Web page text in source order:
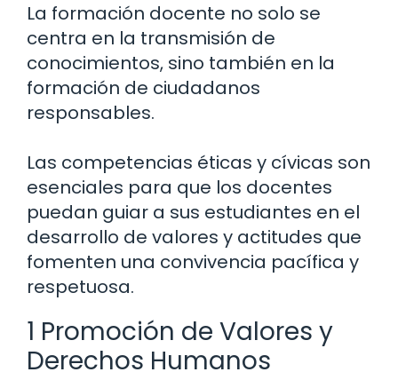
La formación docente no solo se
centra en la transmisión de
conocimientos, sino también en la
formación de ciudadanos
responsables.
Las competencias éticas y cívicas son
esenciales para que los docentes
puedan guiar a sus estudiantes en el
desarrollo de valores y actitudes que
fomenten una convivencia pacífica y
respetuosa.
1 Promoción de Valores y
Derechos Humanos